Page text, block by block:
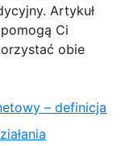
Artykuł
Ci
obie
– definicja